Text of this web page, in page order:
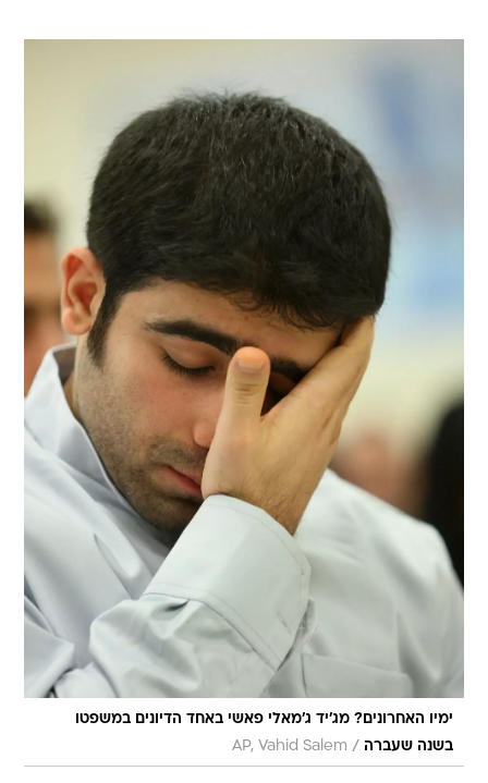
ימיו האחרונים? מג'יד ג'מאלי פאשי באחד הדיונים במשפטו
בשנה שעברה /
AP, Vahid Salem